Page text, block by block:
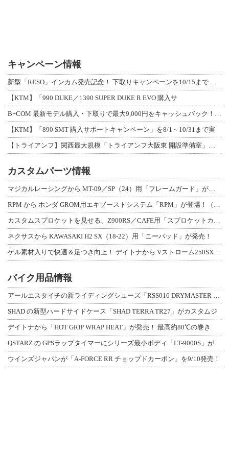
キャンペーン情報
新型「RESO」インカム発売記念！ 下取りキャンペーンを10/15まで延長して開
【KTM】「990 DUKE／1390 SUPER DUKE R EVO 購入サ
B+COM 最新モデル購入・下取りで最大9,000円をキャッシュバック！「B+F
【KTM】「890 SMT 購入サポートキャンペーン」を8/1～10/31まで実
【トライアンフ】関西最大規模「トライアンフ大阪東 開設準備室」がオープン！ 限定
カスタムパーツ情報
マジカルレーシングから MT-09／SP（24）用「フレームガード」が登場！
RPM から ホンダ GROM用エキゾーストシステム「RPM」が登場！（動画あり
カスタムスプロケットを見せる、Z900RS／CAFE用「スプロケットカバーフルキ
ネクサスから KAWASAKI H2 SX（18-22）用「ニーパッド」が発売！
ゲル素材入りで快適＆足つき向上！ デイトナから Vストローム250SX用「快適ロ
バイク用品情報
アールエスタイチの新ライディングシューズ「RSS016 DRYMASTER スト
SHAD の新型ハードサイドケース「SHAD TERRA TR27」がカスタムジ
デイトナから「HOT GRIP WRAP HEAT」が発売！ 最高約80℃の巻き
QSTARZ の GPSラップタイマーにシリーズ最小ボディ「LT-9000S」が
ウインズジャパンが「A-FORCE RR チョップドカーボン」を9/10発売！